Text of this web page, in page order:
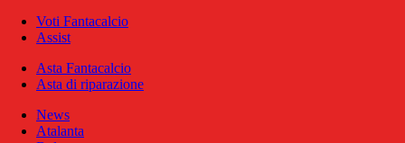
Voti Fantacalcio
Assist
Asta Fantacalcio
Asta di riparazione
News
Atalanta